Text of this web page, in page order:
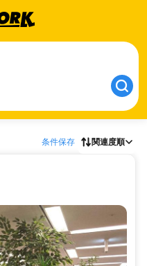
条件保存 関連度順